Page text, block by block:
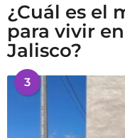
¿Cuál es el
para vivir
Jalisco?
3